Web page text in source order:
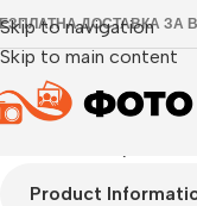
Skip to navigation
Skip to main content
ДОСТАВКА ЗА
Product